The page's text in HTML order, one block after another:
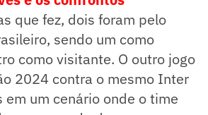
que fez, dois foram pelo
sendo um como
como visitante. O outro jogo
2024 contra o mesmo Inter
em um cenário onde o time